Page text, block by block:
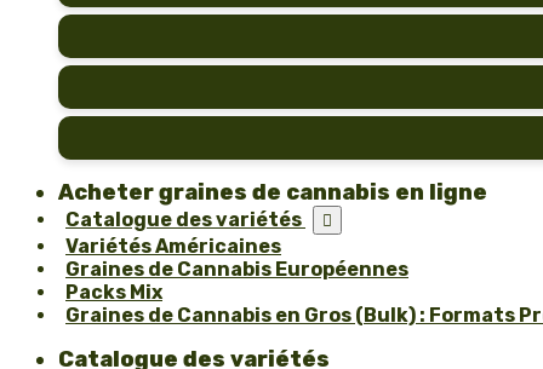
Acheter graines de cannabis en ligne
Catalogue des variétés 
Variétés Américaines
Graines de Cannabis Européennes
Packs Mix
Graines de Cannabis en Gros (Bulk) : Formats
Catalogue des variétés